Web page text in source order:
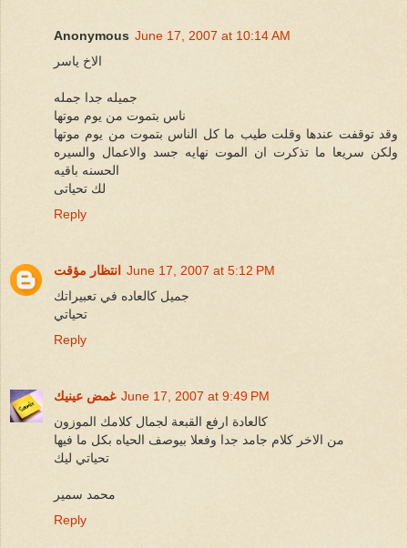
Anonymous June 17, 2007 at 10:14 AM
الاخ ياسر
جميله جدا جمله
ناس بتموت من يوم موتها
وقد توقفت عندها وقلت طيب ما كل الناس بتموت من يوم موتها
ولكن سريعا ما تذكرت ان الموت نهايه جسد والاعمال والسيره
الحسنه باقيه
لك تحياتى
Reply
انتظار مؤقت
June 17, 2007 at 5:12 PM
جميل كالعاده في تعبيراتك
تحياتي
Reply
غمض عينيك June 17, 2007 at 9:49 PM
كالعادة ارفع القبعة لجمال كلامك الموزون
من الاخر كلام جامد جدا وفعلا بيوصف الحياه بكل ما فيها
تحياتي ليك
محمد سمير
Reply